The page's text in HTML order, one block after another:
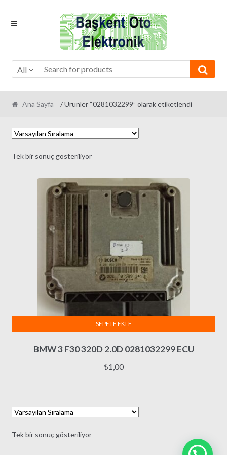
Skip
Skip
All
Ana Sayfa / Ürünler “0281032299” olarak etiketlendi
Tek bir sonuç gösteriliyor
BMW 3 F30 320D 2.0D 0281032299 ECU
₺1,00
SEPETE EKLE
Tek bir sonuç gösteriliyor